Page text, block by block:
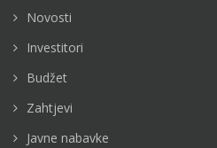
Novosti
Investitori
Budžet
Zahtjevi
Javne nabavke